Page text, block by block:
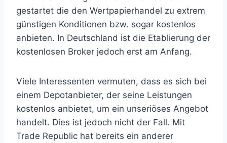
gestartet die den Wertpapierhandel zu extrem
günstigen Konditionen bzw. sogar kostenlos
anbieten. In Deutschland ist die Etablierung der
kostenlosen Broker jedoch erst am Anfang.
Viele Interessenten vermuten, dass es sich bei
einem Depotanbieter, der seine Leistungen
kostenlos anbietet, um ein unseriöses Angebot
handelt. Dies ist jedoch nicht der Fall. Mit
Trade Republic hat bereits ein anderer